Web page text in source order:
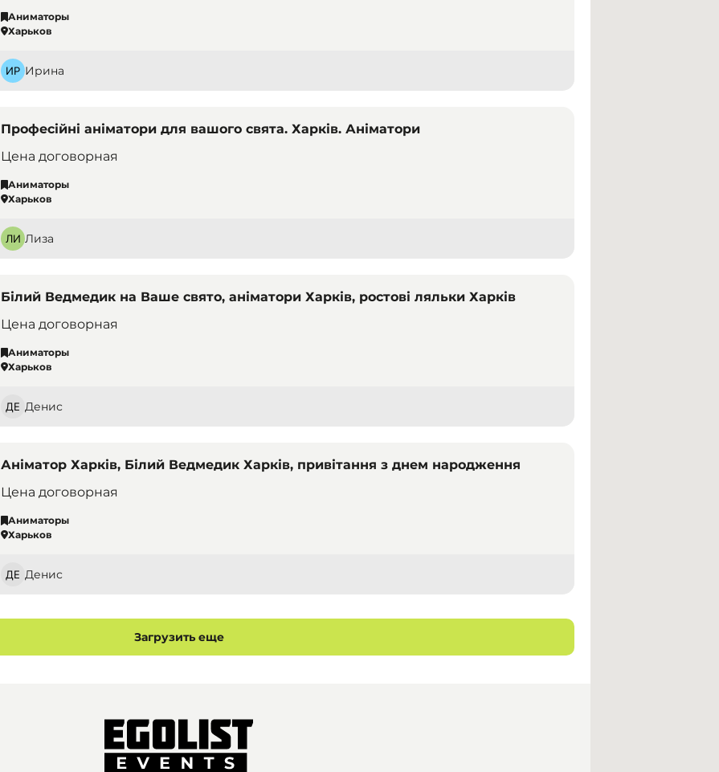
Аниматоры
Харьков
Ирина
Професійні аніматори для вашого свята. Харків. Аніматори
Цена договорная
Аниматоры
Харьков
Лиза
Білий Ведмедик на Ваше свято, аніматори Харків, ростові ляльки Харків
Цена договорная
Аниматоры
Харьков
Денис
Аніматор Харків, Білий Ведмедик Харків, привітання з днем народження
Цена договорная
Аниматоры
Харьков
Денис
Загрузить еще